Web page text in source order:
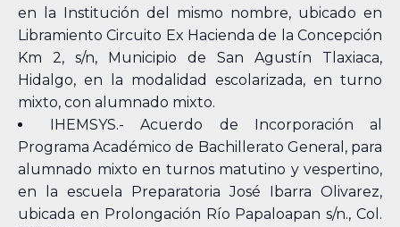
en la Institución del mismo nombre, ubicado en
Libramiento Circuito Ex Hacienda de la Concepción
Km 2, s/n, Municipio de San Agustín Tlaxiaca,
Hidalgo, en la modalidad escolarizada, en turno
mixto, con alumnado mixto.
IHEMSYS.- Acuerdo de Incorporación al
Programa Académico de Bachillerato General, para
alumnado mixto en turnos matutino y vespertino,
en la escuela Preparatoria José Ibarra Olivarez,
ubicada en Prolongación Río Papaloapan s/n., Col.